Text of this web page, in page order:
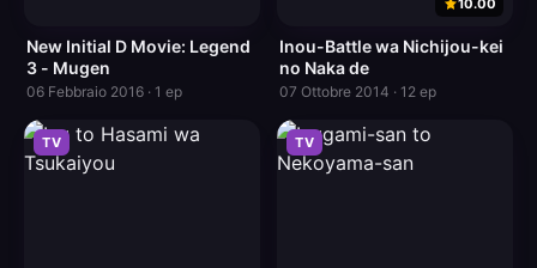
New Initial D Movie: Legend
3 - Mugen
06 Febbraio 2016 · 1 ep
10.00
Inou-Battle wa Nichijou-kei
no Naka de
07 Ottobre 2014 · 12 ep
TV TV